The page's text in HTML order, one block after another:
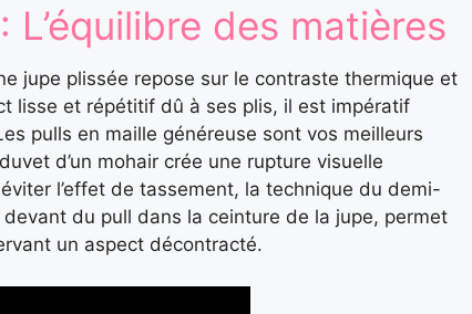
des matières
jupe plissée repose sur le contraste thermique et
lisse et répétitif dû à ses plis, il est impératif
pulls en maille généreuse sont vos meilleurs
d’un mohair crée une rupture visuelle
l’effet de tassement, la technique du demi-
du pull dans la ceinture de la jupe, permet
un aspect décontracté.